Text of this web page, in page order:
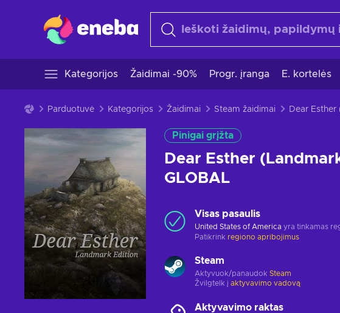
Kategorijos Žaidimai -90% Progr. įranga E. kortelės
Parduotuvė Kategorijos Žaidimai Steam žaidimai
Pinigai grįžta
Dear Esther
GLOBAL
Visas pasaulis
United States of America yra tinkamas
Patikrink regiono apribojimus
Steam
Aktyvuok/panaudok Steam
Žvilgtelk į aktyvavimo vadovą
Aktyvavimo raktas